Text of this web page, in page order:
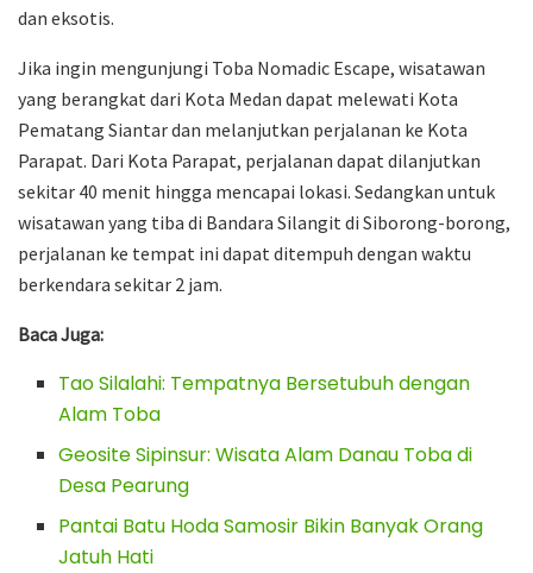
dan eksotis.
Jika ingin mengunjungi Toba Nomadic Escape, wisatawan
yang berangkat dari Kota Medan dapat melewati Kota
Pematang Siantar dan melanjutkan perjalanan ke Kota
Parapat. Dari Kota Parapat, perjalanan dapat dilanjutkan
sekitar 40 menit hingga mencapai lokasi. Sedangkan untuk
wisatawan yang tiba di Bandara Silangit di Siborong-borong,
perjalanan ke tempat ini dapat ditempuh dengan waktu
berkendara sekitar 2 jam.
Baca Juga:
Tao Silalahi: Tempatnya Bersetubuh dengan
Alam Toba
Geosite Sipinsur: Wisata Alam Danau Toba di
Desa Pearung
Pantai Batu Hoda Samosir Bikin Banyak Orang
Jatuh Hati